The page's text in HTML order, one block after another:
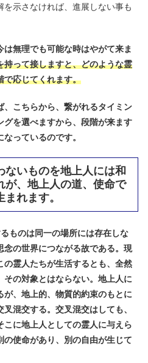
示さなければ、進展しない事も
は無理でも可能な時はやがて来ま
持って接しますと、どのような霊
で応じてくれます。
、こちらから、繋がれるタイミン
グを選べますから、段階が来ます
っているのです。
いものを地上人には和
が、地上人の道、使命で
れます。
ものは同一の場所には存在しな
念の世界につながる故である。現
霊人たちが生活するとも、全然
の対象とはならない。地上人に
、地上的、物質的約束のもとに
混交する。交叉混交はしても、
こに地上人としての霊人に与えら
使命があり、別の自由が生じて